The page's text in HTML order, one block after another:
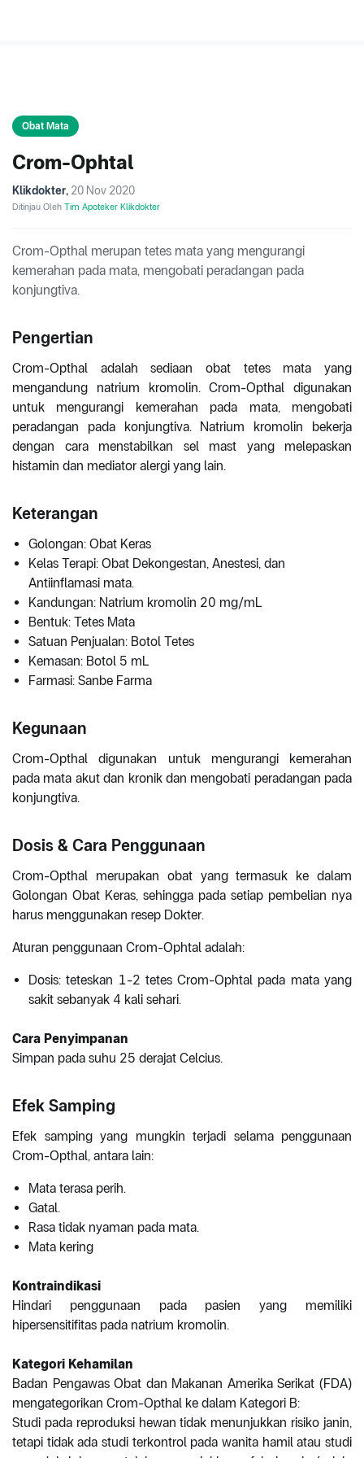
Obat Mata
Crom-Ophtal
Klikdokter, 20 Nov 2020
Ditinjau Oleh Tim Apoteker Klikdokter
Crom-Opthal merupan tetes mata yang mengurangi
kemerahan pada mata, mengobati peradangan pada
konjungtiva.
Pengertian
Crom-Opthal adalah sediaan obat tetes mata yang
mengandung natrium kromolin. Crom-Opthal digunakan
untuk mengurangi kemerahan pada mata, mengobati
peradangan pada konjungtiva. Natrium kromolin bekerja
dengan cara menstabilkan sel mast yang melepaskan
histamin dan mediator alergi yang lain.
Keterangan
Golongan: Obat Keras
Kelas Terapi: Obat Dekongestan, Anestesi, dan
Antiinflamasi mata.
Kandungan: Natrium kromolin 20 mg/mL
Bentuk: Tetes Mata
Satuan Penjualan: Botol Tetes
Kemasan: Botol 5 mL
Farmasi: Sanbe Farma
Kegunaan
Crom-Opthal digunakan untuk mengurangi kemerahan
pada mata akut dan kronik dan mengobati peradangan pada
konjungtiva.
Dosis & Cara Penggunaan
Crom-Opthal merupakan obat yang termasuk ke dalam
Golongan Obat Keras, sehingga pada setiap pembelian nya
harus menggunakan resep Dokter.
Aturan penggunaan Crom-Ophtal adalah:
Dosis: teteskan 1-2 tetes Crom-Ophtal pada mata yang
sakit sebanyak 4 kali sehari.
Cara Penyimpanan
Simpan pada suhu 25 derajat Celcius.
Efek Samping
Efek samping yang mungkin terjadi selama penggunaan
Crom-Opthal, antara lain:
Mata terasa perih.
Gatal.
Rasa tidak nyaman pada mata.
Mata kering
Kontraindikasi
Hindari penggunaan pada pasien yang memiliki
hipersensitifitas pada natrium kromolin.
Kategori Kehamilan
Badan Pengawas Obat dan Makanan Amerika Serikat (FDA)
mengategorikan Crom-Opthal ke dalam Kategori B:
Studi pada reproduksi hewan tidak menunjukkan risiko janin,
tetapi tidak ada studi terkontrol pada wanita hamil atau studi